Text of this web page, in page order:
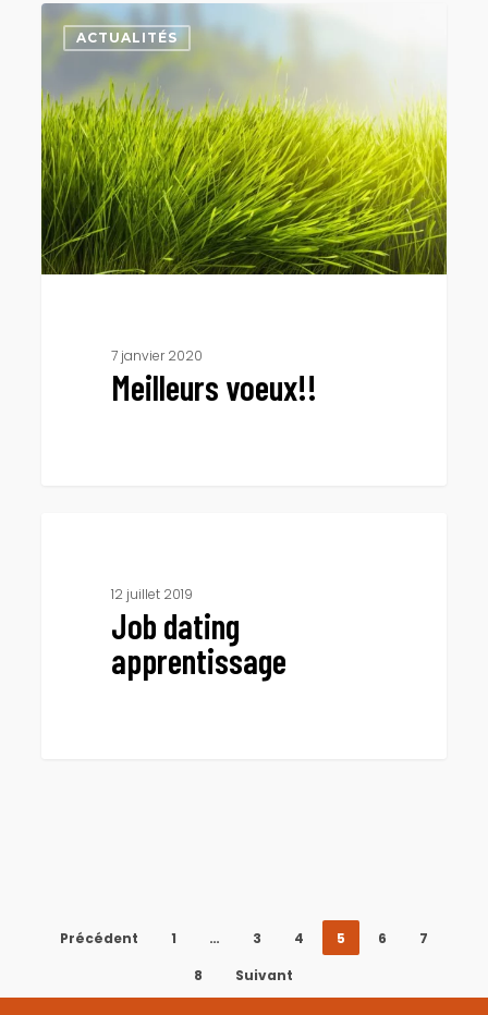
Meilleurs
voeux!!ACTUALITÉS
7 janvier 2020
Meilleurs voeux!!
12 juillet 2019
Job dating
apprentissage
Précédent 1 … 3 4 5 6
7
8
Suivant